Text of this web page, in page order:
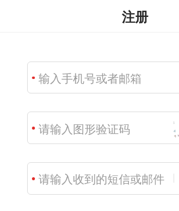
注册